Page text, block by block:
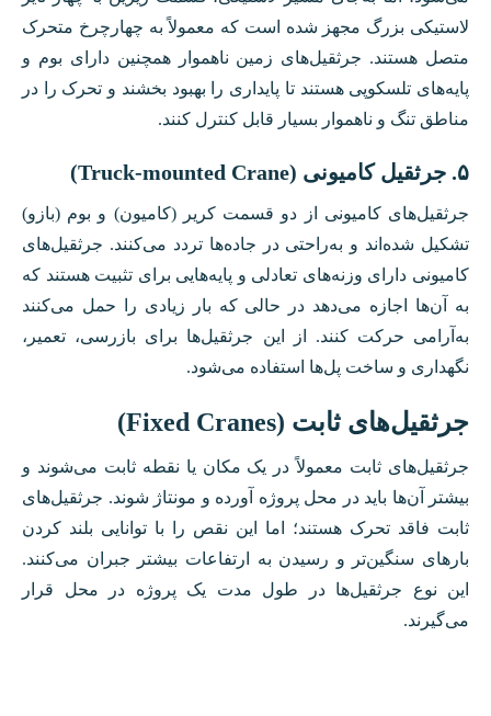
لاستیکی بزرگ مجهز شده است که معمولاً به چهارچرخ متحرک
متصل هستند. جرثقیل‌های زمین ناهموار همچنین دارای بوم و
پایه‌های تلسکوپی هستند تا پایداری را بهبود بخشند و تحرک را در
مناطق تنگ و ناهموار بسیار قابل کنترل کنند.
۵. جرثقیل کامیونی (Truck-mounted Crane)
جرثقیل‌های کامیونی از دو قسمت کریر (کامیون) و بوم (بازو)
تشکیل شده‌اند و به‌راحتی در جاده‌ها تردد می‌کنند. جرثقیل‌های
کامیونی دارای وزنه‌های تعادلی و پایه‌هایی برای تثبیت هستند که
به آن‌ها اجازه می‌دهد در حالی که بار زیادی را حمل می‌کنند
به‌آرامی حرکت کنند. از این جرثقیل‌ها برای بازرسی، تعمیر،
نگهداری و ساخت پل‌ها استفاده می‌شود.
جرثقیل‌های ثابت (Fixed Cranes)
جرثقیل‌های ثابت معمولاً در یک مکان یا نقطه ثابت می‌شوند و
بیشتر آن‌ها باید در محل پروژه آورده و مونتاژ شوند. جرثقیل‌های
ثابت فاقد تحرک هستند؛ اما این نقص را با توانایی بلند کردن
بار‌های سنگین‌تر و رسیدن به ارتفاعات بیشتر جبران می‌کنند.
این نوع جرثقیل‌ها در طول مدت یک پروژه در محل قرار
می‌گیرند.